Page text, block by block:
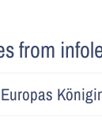
from